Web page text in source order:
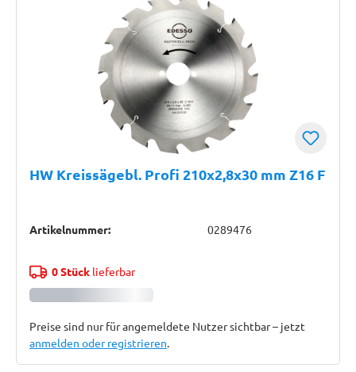
HW Kreissägebl. Profi 210x2,8x30 mm Z16 F
Artikelnummer: 0289476
0 Stücklieferbar
Preise sind nur für angemeldete Nutzer sichtbar – jetzt
anmelden oder registrieren.